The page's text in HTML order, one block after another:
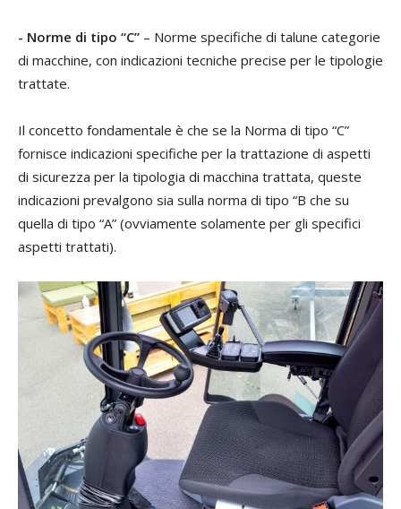
- Norme di tipo “C” – Norme specifiche di talune categorie
di macchine, con indicazioni tecniche precise per le tipologie
trattate.
Il concetto fondamentale è che se la Norma di tipo “C”
fornisce indicazioni specifiche per la trattazione di aspetti
di sicurezza per la tipologia di macchina trattata, queste
indicazioni prevalgono sia sulla norma di tipo “B che su
quella di tipo “A” (ovviamente solamente per gli specifici
aspetti trattati).